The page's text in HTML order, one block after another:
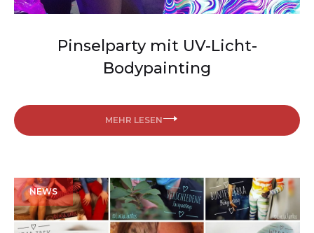
Pinselparty mit UV-Licht-
Bodypainting
MEHR LESEN
NEWS